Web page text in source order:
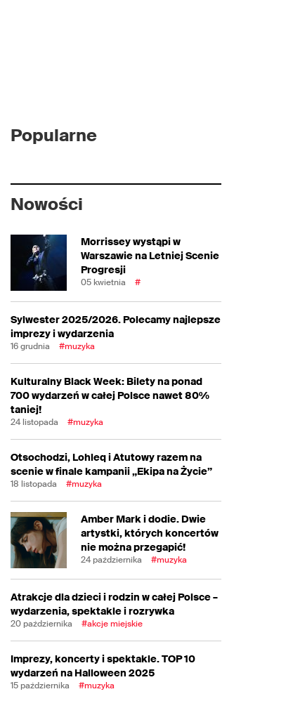
Popularne
Nowości
Morrissey wystąpi w
Warszawie na Letniej Scenie
Progresji
05 kwietnia #
Sylwester 2025/2026. Polecamy najlepsze
imprezy i wydarzenia
16 grudnia #muzyka
Kulturalny Black Week: Bilety na ponad
700 wydarzeń w całej Polsce nawet 80%
taniej!
24 listopada #muzyka
Otsochodzi, Lohleq i Atutowy razem na
scenie w finale kampanii „Ekipa na Życie”
18 listopada #muzyka
Amber Mark i dodie. Dwie
artystki, których koncertów
nie można przegapić!
24 października #muzyka
Atrakcje dla dzieci i rodzin w całej Polsce –
wydarzenia, spektakle i rozrywka
20 października #akcje miejskie
Imprezy, koncerty i spektakle. TOP 10
wydarzeń na Halloween 2025
15 października #muzyka